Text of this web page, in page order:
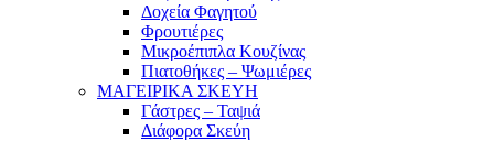
Δοχεία Φαγητού
Φρουτιέρες
Μικροέπιπλα Κουζίνας
Πιατοθήκες – Ψωμιέρες
ΜΑΓΕΙΡΙΚΑ ΣΚΕΥΗ
Γάστρες – Ταψιά
Διάφορα Σκεύη